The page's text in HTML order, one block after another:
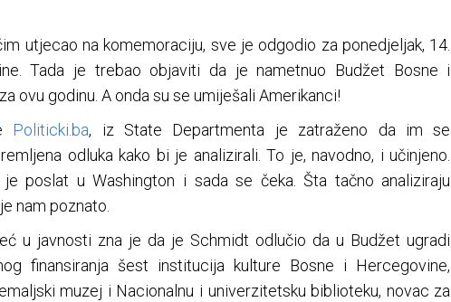
utjecao na komemoraciju, sve je odgodio za ponedjeljak, 14.
Tada je trebao objaviti da je nametnuo Budžet Bosne i
ovu godinu. A onda su se umiješali Amerikanci!
Politicki.ba, iz State Departmenta je zatraženo da im se
odluka kako bi je analizirali. To je, navodno, i učinjeno.
poslat u Washington i sada se čeka. Šta tačno analiziraju
nam poznato.
u javnosti zna je da je Schmidt odlučio da u Budžet ugradi
finansiranja šest institucija kulture Bosne i Hercegovine,
muzej i Nacionalnu i univerzitetsku biblioteku, novac za